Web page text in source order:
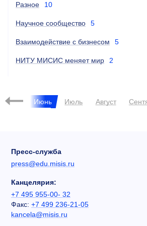
Разное 10
Научное сообщество 5
Взаимодействие с бизнесом 5
НИТУ МИСИС меняет мир 2
Май Июнь Июль Август
Пресс-служба
press@edu.misis.ru
Канцелярия:
+7 495 955-00- 32
Факс: +7 499 236-21-05
kancela@misis.ru